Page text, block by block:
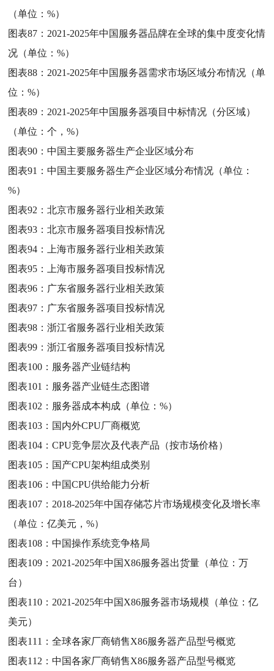
（单位：%）
图表87： 2021-2025年中国服务器品牌在全球的集中度变化情
况（单位：%）
图表88： 2021-2025年中国服务器需求市场区域分布情况（单
位：%）
图表89： 2021-2025年中国服务器项目中标情况（分区域）
（单位：个，%）
图表90：中国主要服务器生产企业区域分布
图表91：中国主要服务器生产企业区域分布情况（单位：
%）
图表92：北京市服务器行业相关政策
图表93：北京市服务器项目投标情况
图表94：
上海市服务器行业相关政策
图表95：
上海市服务器项目投标情况
图表96： 广东省服务器行业相关政策
图表97： 广东省服务器项目投标情况
图表98：浙江省服务器行业相关政策
图表99：浙江省服务器项目投标情况
图表100： 服务器产业链结构
图表101： 服务器产业链生态图谱
图表102： 服务器成本构成（单位：%）
图表103： 国内外CPU厂商概览
图表104：CPU竞争层次及代表产品（按市场价格）
图表105： 国产CPU架构组成类别
图表106：中国CPU供给能力分析
图表107： 2018-2025年中国存储芯片市场规模变化及增长率
（单位：亿美元，%）
图表108：中国操作系统竞争格局
图表109： 2021-2025年中国X86服务器出货量（单位：万
台）
图表110： 2021-2025年中国X86服务器市场规模（单位：亿
美元）
图表111：全球各家厂商销售X86服务器产品型号概览
图表112：中国各家厂商销售X86服务器产品型号概览